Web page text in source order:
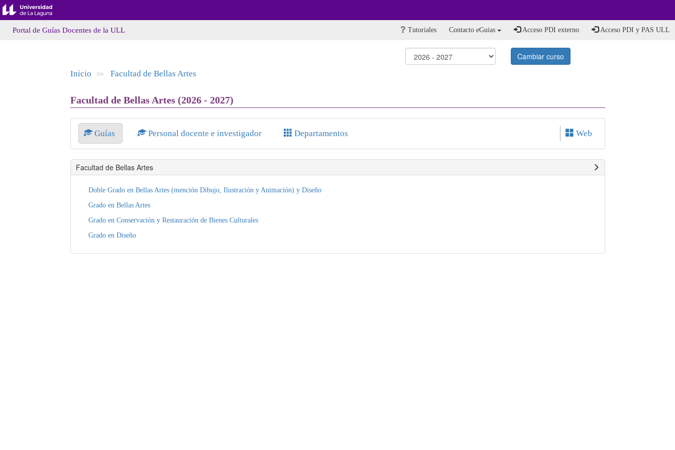
Portal de Guías Docentes de la ULL Tutoriales Contacto eGuias Acceso PDI externo Acceso PDI y PAS ULL
Cambiar curso
Inicio >> Facultad de Bellas Artes
Facultad de Bellas Artes (2026 - 2027)
Guías Personal docente e investigador Departamentos Web
Facultad de Bellas Artes
Doble Grado en Bellas Artes (mención Dibujo, Ilustración y Animación) y Diseño
Grado en Bellas Artes
Grado en Conservación y Restauración de Bienes Culturales
Grado en Diseño